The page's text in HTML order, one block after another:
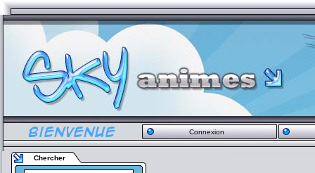
Connexion
Chercher